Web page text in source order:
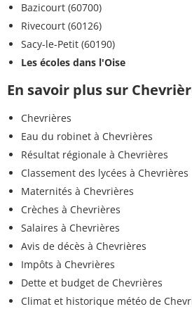
Bazicourt (60700)
Rivecourt (60126)
Sacy-le-Petit (60190)
Les écoles dans l'Oise
En savoir plus sur
Chevrières
Eau du robinet à Chevrières
Résultat régionale à Chevrières
Classement des lycées à Chevrières
Maternités à Chevrières
Crèches à Chevrières
Salaires à Chevrières
Avis de décès à Chevrières
Impôts à Chevrières
Dette et budget de Chevrières
Climat et historique météo de